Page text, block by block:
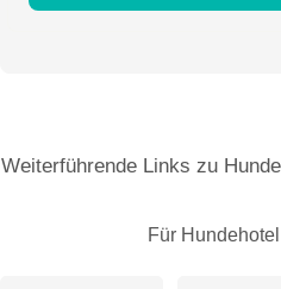
E-Mail-Adresse (wird nicht
Weiterführende Links zu
Für Hundehotel